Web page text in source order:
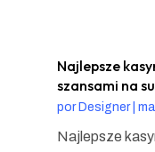
Najlepsze
szansami na
por Designer|
Najlepsze